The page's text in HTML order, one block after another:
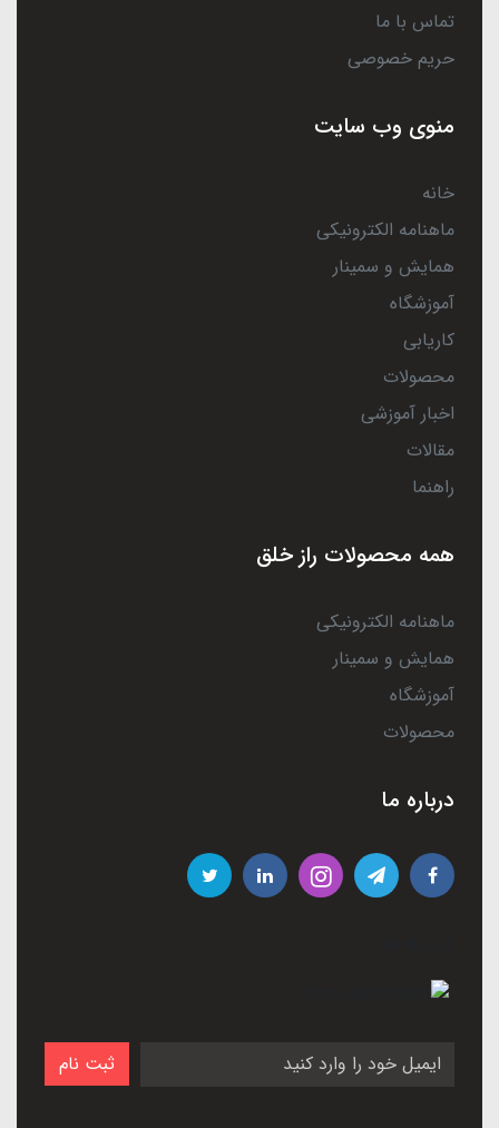
تماس با ما
حریم خصوصی
منوی وب سایت
خانه
ماهنامه الکترونیکی
همایش و سمینار
آموزشگاه
کاریابی
محصولات
اخبار آموزشی
مقالات
راهنما
همه محصولات راز خلق
ماهنامه الکترونیکی
همایش و سمینار
آموزشگاه
محصولات
درباره ما
ثبت نام